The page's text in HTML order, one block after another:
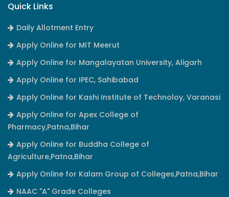
Quick Links
Daily Allotment Entry
Apply Online for MIT Meerut
Apply Online for Mangalayatan University, Aligarh
Apply Online for IPEC, Sahibabad
Apply Online for Kashi Institute of Technoloy, Varanasi
Apply Online for Apex College of
Pharmacy,Patna,Bihar
Apply Online for Buddha College of
Agriculture,Patna,Bihar
Apply Online for Kalam Group of Colleges,Patna,Bihar
NAAC "A" Grade Colleges